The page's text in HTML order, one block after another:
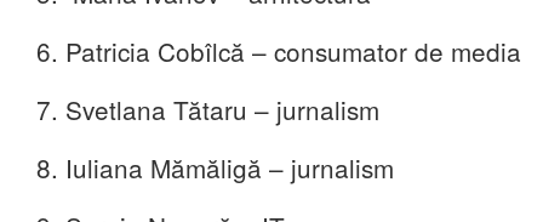
6. Patricia Cobîlcă – consumator de media
7. Svetlana Tătaru – jurnalism
8. Iuliana Mămăligă – jurnalism